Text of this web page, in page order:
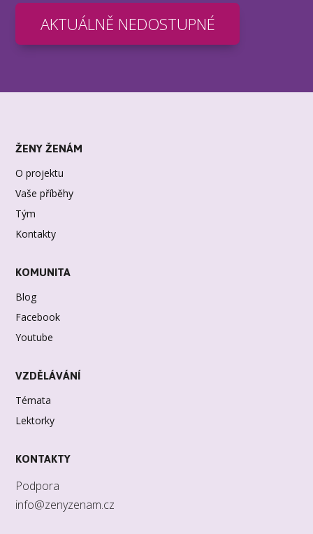
AKTUÁLNĚ NEDOSTUPNÉ
ŽENY ŽENÁM
O projektu
Vaše příběhy
Tým
Kontakty
KOMUNITA
Blog
Facebook
Youtube
VZDĚLÁVÁNÍ
Témata
Lektorky
KONTAKTY
Podpora
info@zenyzenam.cz